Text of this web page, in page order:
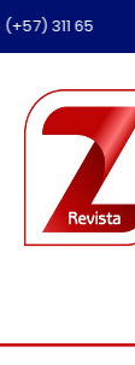
659 6374 -